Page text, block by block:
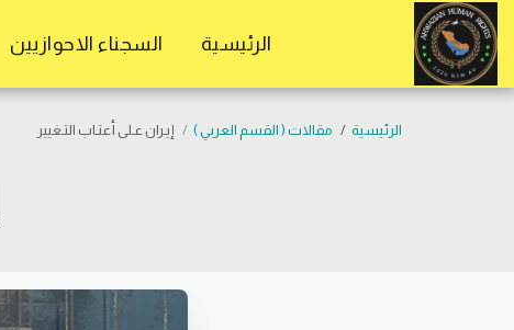
موقع المستقلين الاحوازيين
الرئيسية السجناء الاحوازيين
الرئيسية مقالات ( القسم العربي ) إيـران عـلى أعتـاب التـغيير